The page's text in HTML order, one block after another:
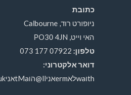
כתובת
ניופורט רוד, Calbourne
האי וייט, PO30 4JN
טלפון:
דואר אלקטרוני:
thוwaלאermאניll@הוtMaאניl.co.uk